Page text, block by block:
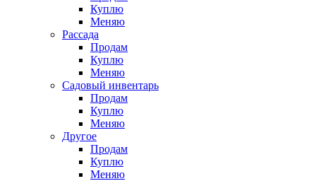
Куплю
Меняю
Рассада
Продам
Куплю
Меняю
Садовый инвентарь
Продам
Куплю
Меняю
Другое
Продам
Куплю
Меняю